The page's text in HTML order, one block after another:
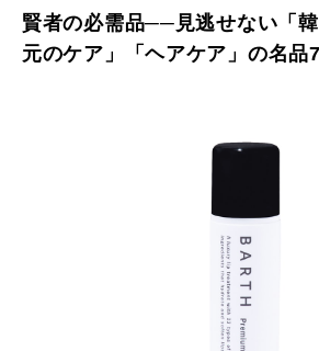
賢者の必需品──見逃せない「
元のケア」「ヘアケア」の名品